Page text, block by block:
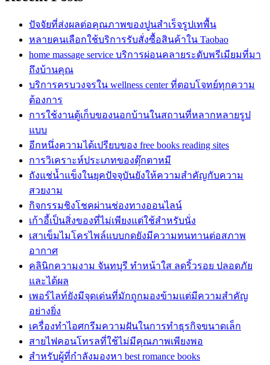
ปัจจัยที่ส่งผลต่อคุณภาพของปูนสำเร็จรูปเทพื้น
หลายคนเลือกใช้บริการรับสั่งซื้อสินค้าใน Taobao
home massage service บริการผ่อนคลายระดับพรีเมียมที่มา
ถึงบ้านคุณ
บริการครบวงจรใน wellness center ที่ตอบโจทย์ทุกความ
ต้องการ
การใช้งานตู้เก็บของนอกบ้านในสถานที่หลากหลายรูป
แบบ
อีกหนึ่งความได้เปรียบของ free books reading sites
การวิเคราะห์ประเภทของตุ๊กตาหมี
ถังแช่น้ำแข็งในยุคปัจจุบันยังให้ความสำคัญกับความ
สวยงาม
กิจกรรมชิงโชคผ่านช่องทางออนไลน์
เก้าอี้เป็นสิ่งของที่ไม่เพียงแต่ใช้สำหรับนั่ง
เสาเข็มไมโครไพล์แบบกดยังมีความทนทานต่อสภาพ
อากาศ
คลินิกความงาม จันทบุรี ทำหน้าใส ลดริ้วรอย ปลอดภัย
และได้ผล
เพอร์ไลท์ยังมีจุดเด่นที่มักถูกมองข้ามแต่มีความสำคัญ
อย่างยิ่ง
เครื่องทำไอศกรีมความฝันในการทำธุรกิจขนาดเล็ก
สายไฟคอนโทรลที่ใช้ไม่มีคุณภาพเพียงพอ
สำหรับผู้ที่กำลังมองหา best romance books